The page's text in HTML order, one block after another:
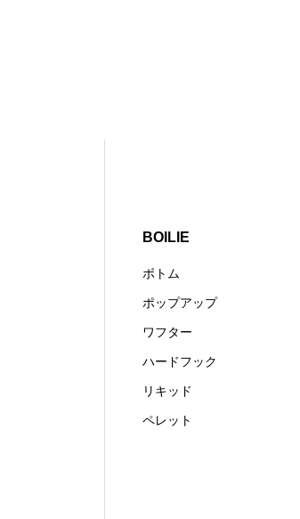
BOILIE
ボトム
ポップアップ
ワフター
ハードフック
リキッド
ペレット